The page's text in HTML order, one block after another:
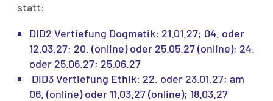
statt:
DID2 Vertiefung Dogmatik: 21.01.27; 04. oder
12.03.27; 20. (online) oder 25.05.27 (online); 24.
oder 25.06.27; 25.06.27
DID3 Vertiefung Ethik: 22. oder 23.01.27; am
06. (online) oder 11.03.27 (online); 18.03.27